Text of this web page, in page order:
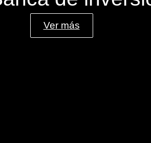
Ver más